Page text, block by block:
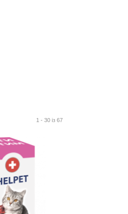
1 - 30 із 67